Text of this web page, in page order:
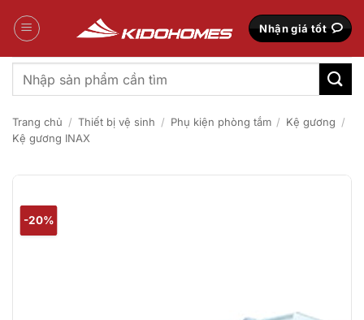
qua
Nhận giá tốt
Tìm
kiếm:
Trang chủ / Thiết bị vệ sinh / Phụ kiện phòng tắm / Kệ gương /
Kệ gương INAX
-20%